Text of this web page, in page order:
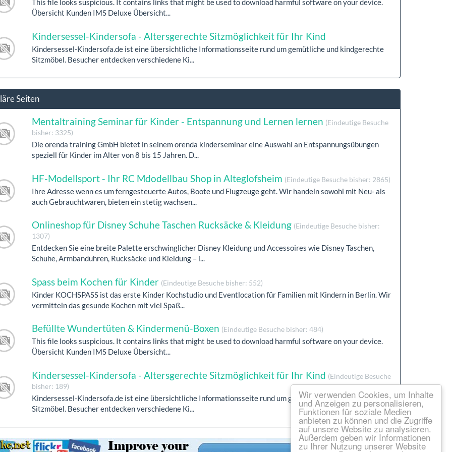
Wir verwenden Cookies, um Inhalte
und Anzeigen zu personalisieren,
Funktionen für soziale Medien
anbieten zu können und die Zugriffe
auf unsere Website zu analysieren.
Außerdem geben wir Informationen
zu Ihrer Nutzung unserer Website
This file looks suspicious. It contains links that might be used to download harmful software on your device.
Übersicht Kunden IMS Deluxe Übersicht...
Kindersessel-Kindersofa - Altersgerechte Sitzmöglichkeit für Ihr Kind
Kindersessel-Kindersofa.de ist eine übersichtliche Informationsseite rund um gemütliche und kindgerechte
Sitzmöbel. Besucher entdecken verschiedene Ki...
Seiten
Mentaltraining Seminar für Kinder - Entspannung und Lernen lernen (Eindeutige Besuche
bisher: 3325)
Die orenda training GmbH bietet in seinem orenda kinderseminar eine Auswahl an Entspannungsübungen
speziell für Kinder im Alter von 8 bis 15 Jahren. D...
HF-Modellsport - Ihr RC Mdodellbau Shop in Alteglofsheim (Eindeutige Besuche bisher: 2865)
Ihre Adresse wenn es um ferngesteuerte Autos, Boote und Flugzeuge geht. Wir handeln sowohl mit Neu- als
auch Gebrauchtwaren, bieten ein stetig wachsen...
Onlineshop für Disney Schuhe Taschen Rucksäcke & Kleidung (Eindeutige Besuche bisher:
1307)
Entdecken Sie eine breite Palette erschwinglicher Disney Kleidung und Accessoires wie Disney Taschen,
Schuhe, Armbanduhren, Rucksäcke und Kleidung – i...
Spass beim Kochen für Kinder (Eindeutige Besuche bisher: 552)
Kinder KOCHSPASS ist das erste Kinder Kochstudio und Eventlocation für Familien mit Kindern in Berlin. Wir
vermitteln das gesunde Kochen mit viel Spaß...
Befüllte Wundertüten & Kindermenü-Boxen (Eindeutige Besuche bisher: 484)
This file looks suspicious. It contains links that might be used to download harmful software on your device.
Übersicht Kunden IMS Deluxe Übersicht...
Kindersessel-Kindersofa - Altersgerechte Sitzmöglichkeit für Ihr Kind (Eindeutige Besuche
bisher: 189)
Kindersessel-Kindersofa.de ist eine übersichtliche Informationsseite rund um gemütliche und kindgerechte
Sitzmöbel. Besucher entdecken verschiedene Ki...